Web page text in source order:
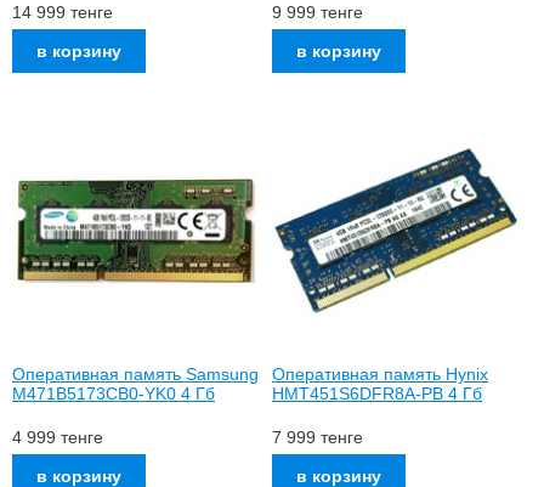
14 999 тенге 9 999 тенге
Оперативная память Samsung
M471B5173СB0-YK0 4 Гб
4 999 тенге
Оперативная память Hynix
HMT451S6DFR8A-PB 4 Гб
7 999 тенге